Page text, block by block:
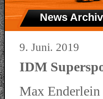
News Archiv
9. Juni. 2019
IDM
Max Enderlein